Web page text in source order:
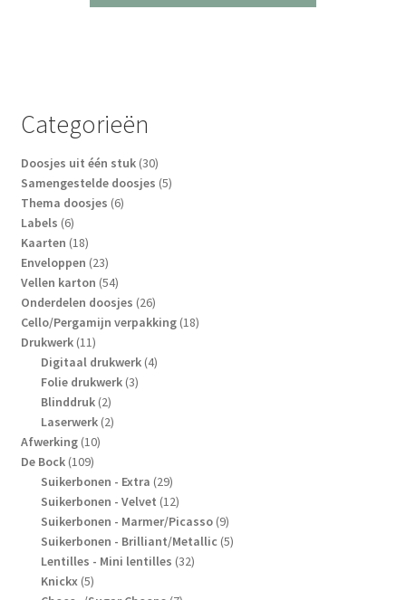
Categorieën
Doosjes uit één stuk 3030
producten
Samengestelde doosjes 55
Thema doosjes 66
Labels 66
producten
Kaarten 1818
producten
Enveloppen 2323
producten
Vellen karton 5454
producten
Onderdelen doosjes 2626
producten
Cello/Pergamijn verpakking 1818
Drukwerk 1111
producten
Digitaal drukwerk 44
Folie drukwerk 33
Blinddruk 22
producten
Laserwerk 22
Afwerking 1010
De Bock 109109
producten
Suikerbonen - Extra 2929
producten
Suikerbonen - Velvet 1212
producten
Suikerbonen - Marmer/Picasso 99
producten
Suikerbonen - Brilliant/Metallic 55
Lentilles - Mini lentilles 3232
Knickx 55